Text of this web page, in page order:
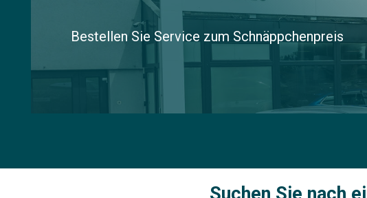
Bestellen Sie Service zum Schnäppchenpreis